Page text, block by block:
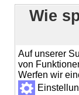
Wie
Auf unserer
von
Werfen wir